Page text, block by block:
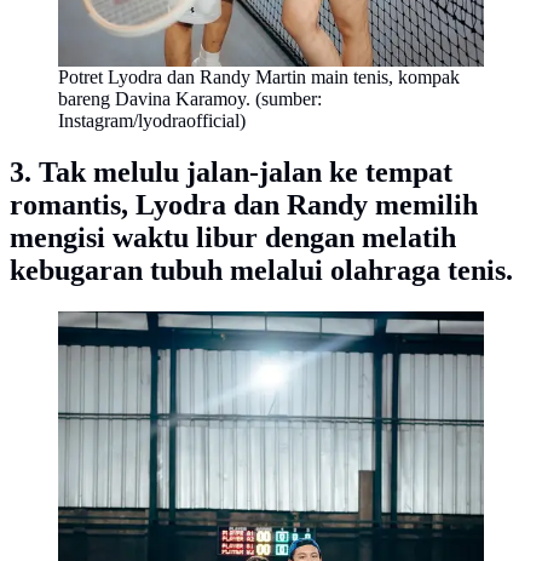
Potret Lyodra dan Randy Martin main tenis, kompak
bareng Davina Karamoy. (sumber:
Instagram/lyodraofficial)
3. Tak melulu jalan-jalan ke tempat
romantis, Lyodra dan Randy memilih
mengisi waktu libur dengan melatih
kebugaran tubuh melalui olahraga tenis.